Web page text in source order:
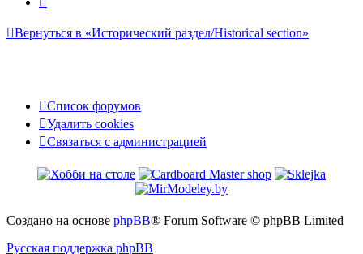
Вернуться в «Исторический раздел/Historical section»
Список форумов
Удалить cookies
Связаться
администрацией
Связаться с администрацией
Создано на основе phpBB® Forum Software © phpBB Limited
Русская поддержка phpBB